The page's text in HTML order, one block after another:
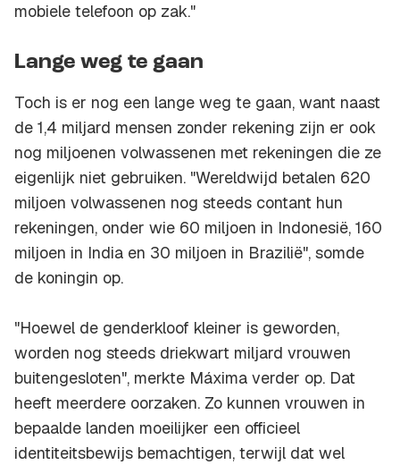
mobiele telefoon op zak."
Lange weg te gaan
Toch is er nog een lange weg te gaan, want naast
de 1,4 miljard mensen zonder rekening zijn er ook
nog miljoenen volwassenen met rekeningen die ze
eigenlijk niet gebruiken. "Wereldwijd betalen 620
miljoen volwassenen nog steeds contant hun
rekeningen, onder wie 60 miljoen in Indonesië, 160
miljoen in India en 30 miljoen in Brazilië", somde
de koningin op.
"Hoewel de genderkloof kleiner is geworden,
worden nog steeds driekwart miljard vrouwen
buitengesloten", merkte Máxima verder op. Dat
heeft meerdere oorzaken. Zo kunnen vrouwen in
bepaalde landen moeilijker een officieel
identiteitsbewijs bemachtigen, terwijl dat wel